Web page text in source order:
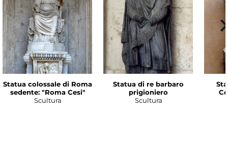
Statua colossale di Roma
sedente: "Roma Cesi"
Scultura
Statua di re barbaro
prigioniero
Scultura